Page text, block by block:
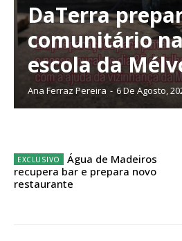
Planos de
DaTerra
comunitário
escola da
Ana Ferraz Pereira - 6 De Agosto,
Água de Madeiros
recupera bar e prepara novo
restaurante